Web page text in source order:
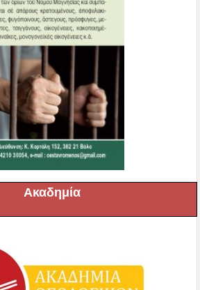
Ακαδημία